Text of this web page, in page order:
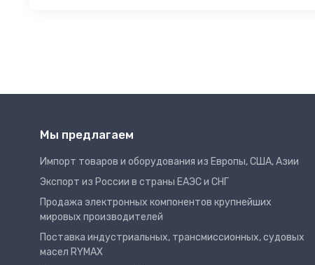
Мы предлагаем
Импорт товаров и оборудования из Европы, США, Азии
Экспорт из России в страны ЕАЭС и СНГ
Продажа электронных компонентов крупнейших
мировых производителей
Поставка индустриальных, трансмиссионных, судовых
масел RYMAX